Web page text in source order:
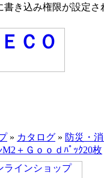
き込み権限が設定さ
» カタログ » 防災・
M2＋Ｇｏｏｄﾊﾟｯｸ20枚